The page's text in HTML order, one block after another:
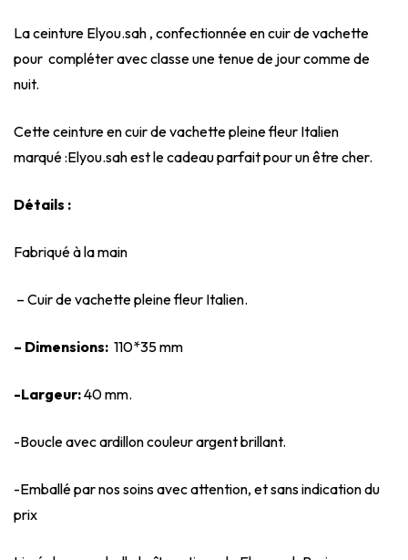
La ceinture Elyou.sah , confectionnée en cuir de vachette
pour compléter avec classe une tenue de jour comme de
nuit.
Cette ceinture en cuir de vachette pleine fleur Italien
marqué :Elyou.sah est le cadeau parfait pour un être cher.
Détails :
Fabriqué à la main
– Cuir de vachette pleine fleur Italien.
– Dimensions: 110*35 mm
-Largeur:40 mm.
-Boucle avec ardillon couleur argent brillant.
-Emballé par nos soins avec attention, et sans indication du
prix